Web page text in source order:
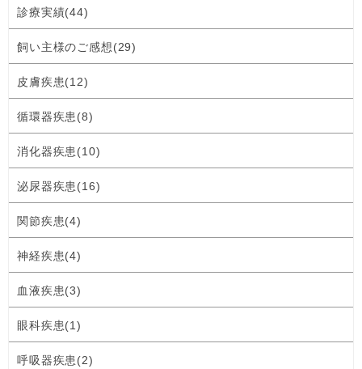
診療実績(44)
飼い主様のご感想(29)
皮膚疾患(12)
循環器疾患(8)
消化器疾患(10)
泌尿器疾患(16)
関節疾患(4)
神経疾患(4)
血液疾患(3)
眼科疾患(1)
呼吸器疾患(2)